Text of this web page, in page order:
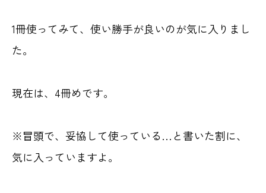
1冊使ってみて、使い勝手が良いのが気に入りまし
た。
現在は、4冊めです。
※冒頭で、妥協して使っている…と書いた割に、
気に入っていますよ。